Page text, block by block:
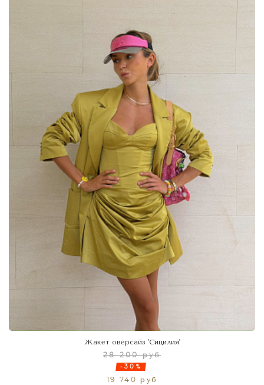
Жакет оверсайз 'Сицилия'
28 200 руб
-30%
19 740 руб